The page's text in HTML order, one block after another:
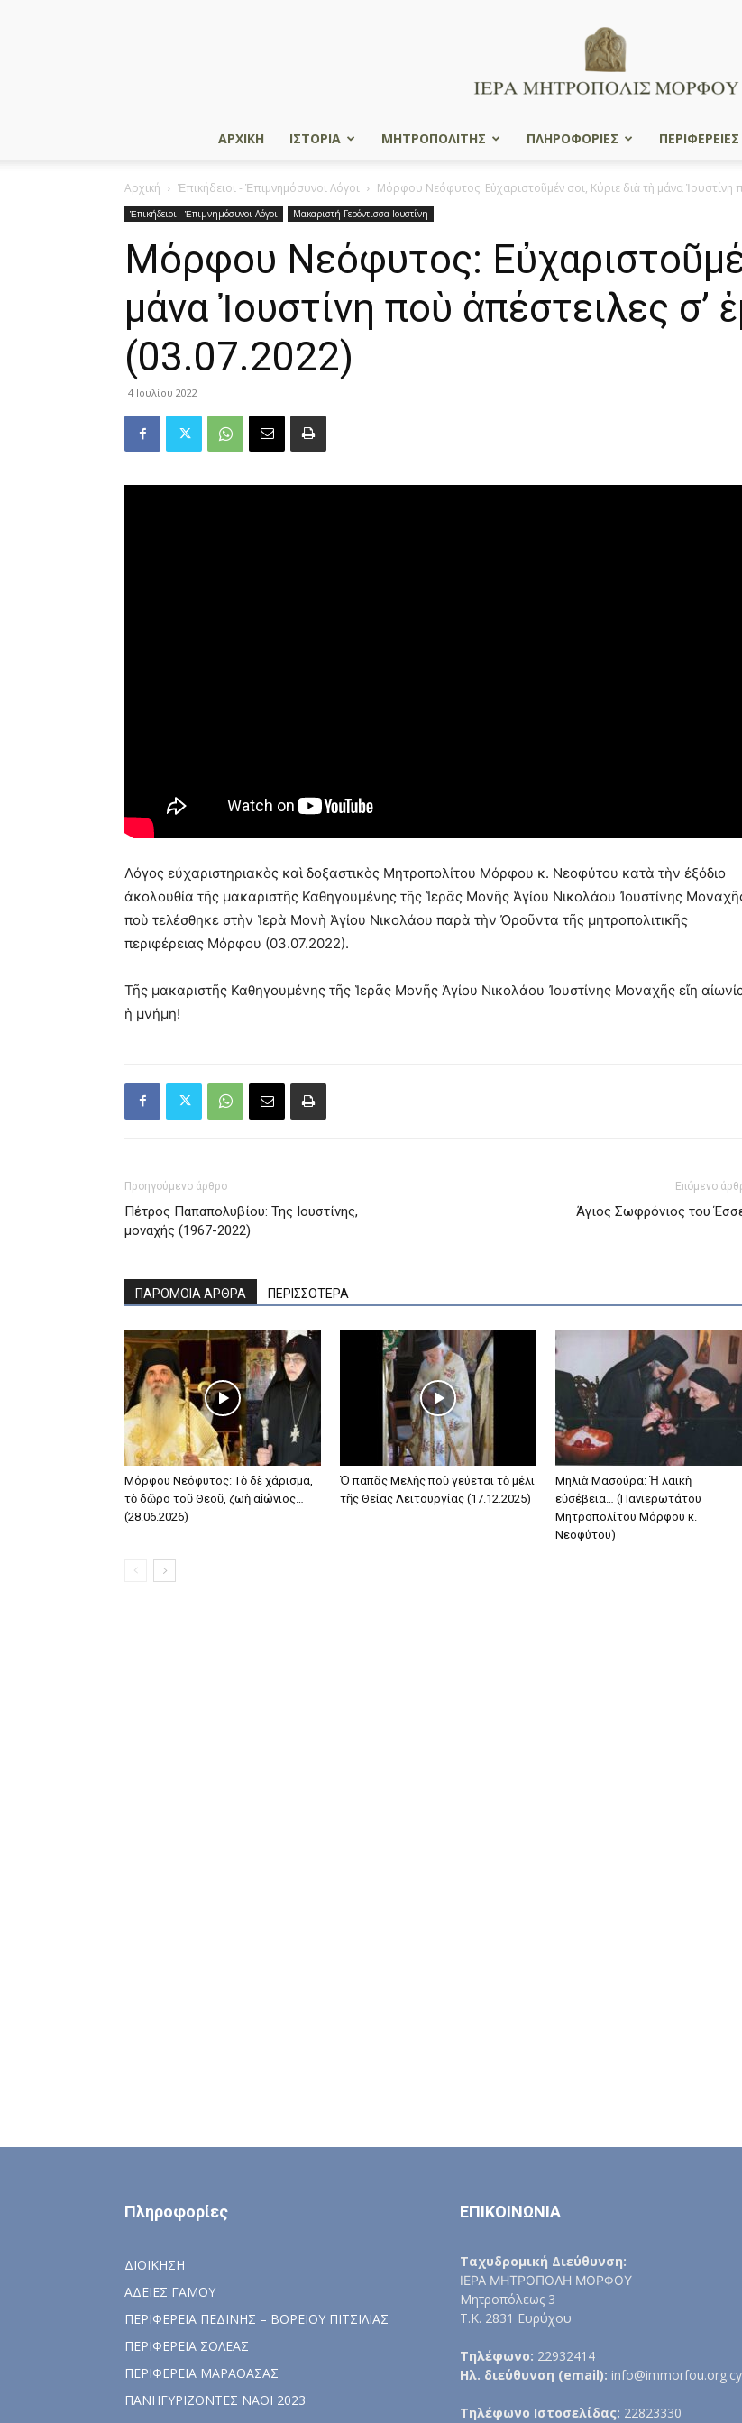
ΑΡΧΙΚΗ ΙΣΤΟΡΙΑ ΜΗΤΡΟΠΟΛΙΤΗΣ ΠΛΗΡΟΦΟΡΙΕΣ ΠΕΡΙΦΕΡΕΙΕΣ
Αρχική Ἐπικήδειοι - Ἐπιμνημόσυνοι Λόγοι Μόρφου Νεόφυτος: Εὐχαριστοῦμέν σοι, Κύριε διὰ τὴ μάνα Ἰουστίνη
Ἐπικήδειοι - Ἐπιμνημόσυνοι Λόγοι Μακαριστή Γερόντισσα Ιουστίνη
Μόρφου Νεόφυτος:
μάνα Ἰουστίνη ποὺ ἀπέστειλες σ’
(03.07.2022)
4 Ιουλίου 2022
Λόγος εὐχαριστηριακὸς καὶ δοξαστικὸς Μητροπολίτου Μόρφου κ. Νεοφύτου κατὰ τὴν ἐξόδιο
ἀκολουθία τῆς μακαριστῆς Καθηγουμένης τῆς Ἱερᾶς Μονῆς Ἁγίου Νικολάου Ἰουστίνης
ποὺ τελέσθηκε στὴν Ἱερὰ Μονὴ Ἁγίου Νικολάου παρὰ τὴν Ὀροῦντα τῆς μητροπολιτικῆς
περιφέρειας Μόρφου (03.07.2022).
Τῆς μακαριστῆς Καθηγουμένης τῆς Ἱερᾶς Μονῆς Ἁγίου Νικολάου Ἰουστίνης Μοναχῆς εἴη
ἡ μνήμη!
Προηγούμενο άρθρο
Πέτρος Παπαπολυβίου: Της Ιουστίνης,
μοναχής (1967-2022)
Επόμενο
Άγιος Σωφρόνιος του
ΠΑΡΟΜΟΙΑ ΑΡΘΡΑ ΠΕΡΙΣΣΟΤΕΡΑ
Μόρφου Νεόφυτος: Τὸ δὲ χάρισμα,
τὸ δῶρο τοῦ Θεοῦ, ζωὴ αἰώνιος…
(28.06.2026)
Ὁ παπᾶς Μελὴς ποὺ γεύεται τὸ μέλι
τῆς Θείας Λειτουργίας (17.12.2025)
Μηλιὰ Μασούρα: Ἡ λαϊκὴ
εὐσέβεια… (Πανιερωτάτου
Μητροπολίτου Μόρφου κ.
Νεοφύτου)
Πληροφορίες
ΔΙΟΙΚΗΣΗ
ΑΔΕΙΕΣ ΓΑΜΟΥ
ΠΕΡΙΦΕΡΕΙΑ ΠΕΔΙΝΗΣ – ΒΟΡΕΙΟΥ ΠΙΤΣΙΛΙΑΣ
ΠΕΡΙΦΕΡΕΙΑ ΣΟΛΕΑΣ
ΠΕΡΙΦΕΡΕΙΑ ΜΑΡΑΘΑΣΑΣ
ΠΑΝΗΓΥΡΙΖΟΝΤΕΣ ΝΑΟΙ 2023
ΕΠΙΚΟΙΝΩΝΙΑ
Ταχυδρομική Διεύθυνση:
ΙΕΡΑ ΜΗΤΡΟΠΟΛΗ ΜΟΡΦΟΥ
Μητροπόλεως 3
Τ.Κ. 2831 Ευρύχου
Τηλέφωνο: 22932414
Ηλ. διεύθυνση (email): info@immorfou.org.cy
Τηλέφωνο Ιστοσελίδας: 22823330